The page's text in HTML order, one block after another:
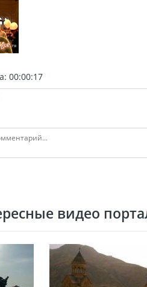
: 00:00:17
видео